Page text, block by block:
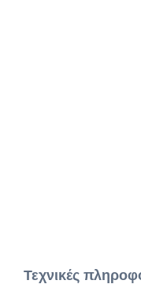
Τεχνικές